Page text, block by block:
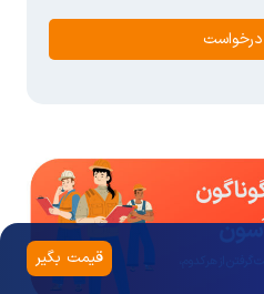
قیمت بگیر